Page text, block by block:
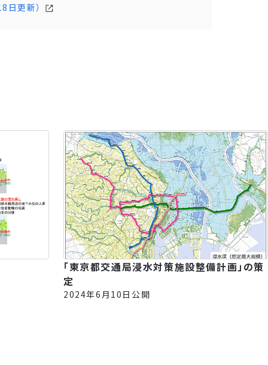
更新）
「東京都交通局浸水対策施設整備計画」の策
定
2024年6月10日公開